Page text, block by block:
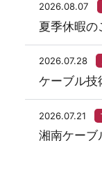
2026.08.07
夏季休暇の
2026.07.28
ケーブル技
礼
2026.07.21
湘南ケーブ